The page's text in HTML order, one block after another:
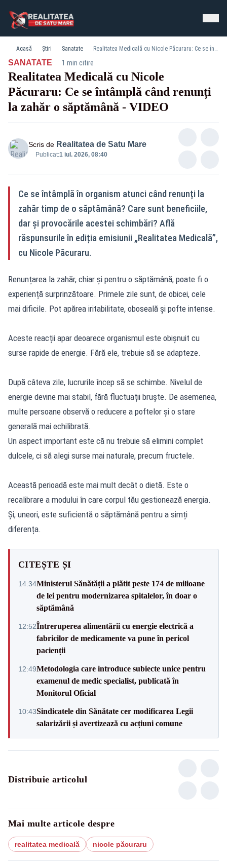
Acasă Știri Sanatate Realitatea Medicală cu Nicole Păcuraru: Ce se întâmplă când renunți la zahăr o săptămână - VIDEO
SANATATE· 1 min citire
Realitatea Medicală cu Nicole
Păcuraru: Ce se întâmplă când renunți
la zahăr o săptămână - VIDEO
Scris de Realitatea de Satu Mare
Publicat:1 iul. 2026, 08:40
Ce se întâmplă în organism atunci când renunți la
zahăr timp de o săptămână? Care sunt beneficiile,
dar și provocările acestei schimbări? Află
răspunsurile în ediția emisiunii „Realitatea Medicală”,
cu Nicole Păcuraru.
Renunțarea la zahăr, chiar și pentru o săptămână, poate fi o
experiență surprinzătoare. Primele zile sunt, de obicei, cele
mai dificile. Pot apărea iritabilitate, oboseală și pofte intense.
Aceste reacții apar deoarece organismul este obișnuit cu
surse rapide de energie. Fără ele, trebuie să se adapteze.
După câteva zile, lucrurile încep să se schimbe. Nivelul de
energie devine mai stabil, fără fluctuații bruște. De asemenea,
multe persoane observă o reducere a poftelor și o stare
generală mai echilibrată.
Un aspect important este că nu trebuie să elimini complet
dulcele, ci să alegi surse mai naturale, precum fructele.
Această perioadă este mai mult decât o dietă. Este o
recalibrare a modului în care corpul tău gestionează energia.
Și, uneori, este suficientă o săptămână pentru a simți
diferența.
CITEȘTE ȘI
14:34Ministerul Sănătății a plătit peste 174 de milioane
de lei pentru modernizarea spitalelor, în doar o
săptămână
12:52Întreruperea alimentării cu energie electrică a
fabricilor de medicamente va pune în pericol
pacienții
12:49Metodologia care introduce subiecte unice pentru
examenul de medic specialist, publicată în
Monitorul Oficial
10:43Sindicatele din Sănătate cer modificarea Legii
salarizării și avertizează cu acțiuni comune
Distribuie articolul
Mai multe articole despre
realitatea medicală nicole păcuraru